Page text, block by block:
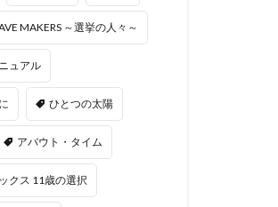
MAKERS ～選挙の人々～
ュアル
ひとつの太陽
アバウト・タイム
クス 11歳の選択